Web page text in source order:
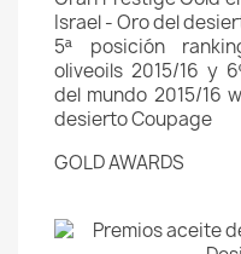
Israel - Oro del
5ª posición
oliveoils 2015/16 y
del mundo 2015/16
desierto Coupage
GOLD AWARDS